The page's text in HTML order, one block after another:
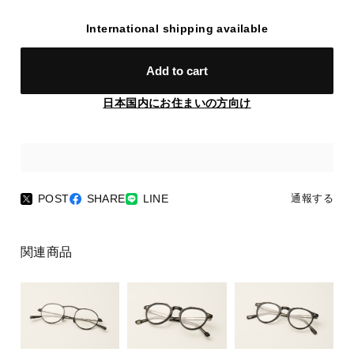
International shipping available
Add to cart
日本国内にお住まいの方向け
POST SHARE LINE 通報する
関連商品